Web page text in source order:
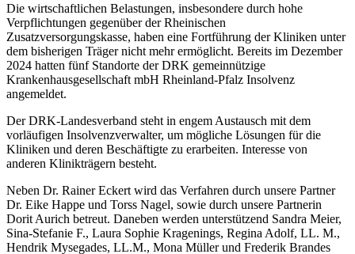
Die wirtschaftlichen Belastungen, insbesondere durch hohe
Verpflichtungen gegenüber der Rheinischen
Zusatzversorgungskasse, haben eine Fortführung der Kliniken unter
dem bisherigen Träger nicht mehr ermöglicht. Bereits im Dezember
2024 hatten fünf Standorte der DRK gemeinnützige
Krankenhausgesellschaft mbH Rheinland-Pfalz Insolvenz
angemeldet.
Der DRK-Landesverband steht in engem Austausch mit dem
vorläufigen Insolvenzverwalter, um mögliche Lösungen für die
Kliniken und deren Beschäftigte zu erarbeiten. Interesse von
anderen Klinikträgern besteht.
Neben Dr. Rainer Eckert wird das Verfahren durch unsere Partner
Dr. Eike Happe und Torss Nagel, sowie durch unsere Partnerin
Dorit Aurich betreut. Daneben werden unterstützend Sandra Meier,
Sina-Stefanie F., Laura Sophie Kragenings, Regina Adolf, LL. M.,
Hendrik Mysegades, LL.M., Mona Müller und Frederik Brandes